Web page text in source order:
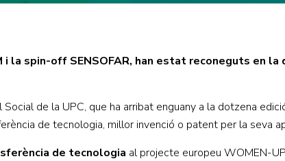
la spin-off SENSOFAR, han estat reconeguts en
de la UPC, que ha arribat enguany a la dotzena
de tecnologia, millor invenció o patent per la seva
de tecnologia al projecte europeu WOMEN-